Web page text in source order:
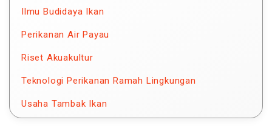
Ilmu Budidaya Ikan
Perikanan Air Payau
Riset Akuakultur
Teknologi Perikanan Ramah Lingkungan
Usaha Tambak Ikan